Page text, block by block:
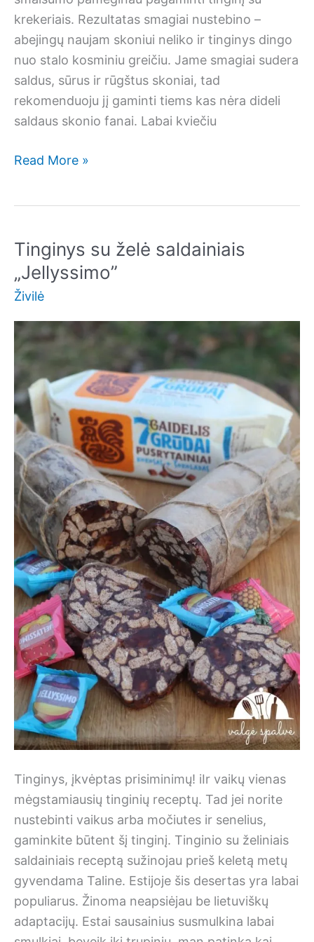
krekeriais. Rezultatas smagiai nustebino –
abejingų naujam skoniui neliko ir tinginys dingo
nuo stalo kosminiu greičiu. Jame smagiai sudera
saldus, sūrus ir rūgštus skoniai, tad
rekomenduoju jį gaminti tiems kas nėra dideli
saldaus skonio fanai. Labai kviečiu
Tinginys
Read More »
Tinginys su želė saldainiais
„Jellyssimo”
Živilė
Tinginys, įkvėptas prisiminimų! iIr vaikų vienas
mėgstamiausių tinginių receptų. Tad jei norite
nustebinti vaikus arba močiutes ir senelius,
gaminkite būtent šį tinginį. Tinginio su želiniais
saldainiais receptą sužinojau prieš keletą metų
gyvendama Taline. Estijoje šis desertas yra labai
populiarus. Žinoma neapsiėjau be lietuviškų
adaptacijų. Estai sausainius susmulkina labai